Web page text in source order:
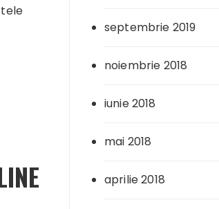
septembrie 2019
noiembrie 2018
iunie 2018
mai 2018
aprilie 2018